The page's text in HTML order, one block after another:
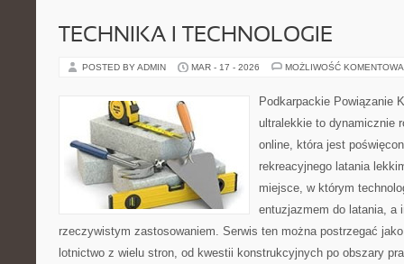
TECHNIKA I TECHNOLOGIE
POSTED BY ADMIN MAR - 17 - 2026 MOŻLIWOŚĆ
Podkarpackie Powiązanie
ultralekkie to dynamicznie
online, która jest
rekreacyjnego latania
miejsce, w którym
entuzjazmem do latania, a
rzeczywistym zastosowaniem. Serwis ten można postrzegać
lotnictwo z wielu stron, od kwestii konstrukcyjnych po obszary